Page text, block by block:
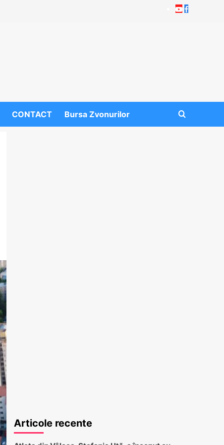
Youtube
Facebook
CONTACT Bursa Zvonurilor
Articole recente